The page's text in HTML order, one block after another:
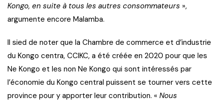
Kongo, en suite à tous les autres consommateurs »,
argumente encore Malamba.
Il sied de noter que la Chambre de commerce et d’industrie
du Kongo centra, CCIKC, a été créée en 2020 pour que les
Ne Kongo et les non Ne Kongo qui sont intéressés par
l’économie du Kongo central puissent se tourner vers cette
province pour y apporter leur contribution. « Nous